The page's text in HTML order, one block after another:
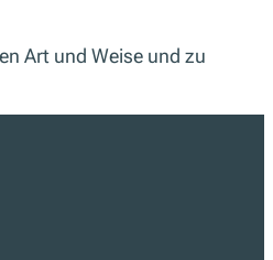
Art und Weise und zu